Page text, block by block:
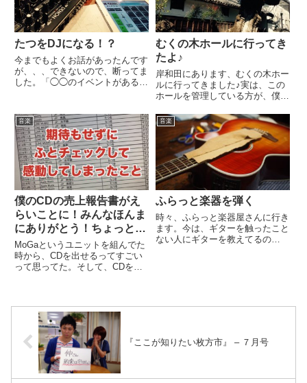
たつをDJになる！？
今までもよくお話があったんです
が、、、できないので、断ってま
した。「◯◯のイベントがあるん
できません。うーん、、、できた
らいいんだろうな、、、ってこと
で、、ちょっと教えてもらうこ...
むくの木ホールに行ってき
たよ♪
岸和田にあります、むくの木ホー
ルに行ってきました♪実は、この
ホールを管理している方が、僕の
て、、、「ホールをやってるんで
す」ってことで、見学に行かせて
もらいました♪どんな会館かな
ぁ〜って思って行くと、、、ん？
家？し...
音楽
僕のCDの売上報告書がえ
らいことに！みんなほんま
にありがとう！ちょっとび
っくりしてしまった。
MoGaというユニットを組んでた
時から、CDを出せるってすごい
って思ってた。そして、CDを出
かしながら、僕がそのCD製作に
関われてたかっていうと微妙だ...
音楽
ふらっと楽器を弾く
時々、ふらっと楽器屋さんに行き
ます。今は、ギターを触ったこと
ない人にギターを教えてるの
とい...
『ここが知りたい枚方市』 – ７月号